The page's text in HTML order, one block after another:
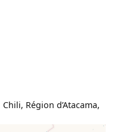
Chili, Région d’Atacama,